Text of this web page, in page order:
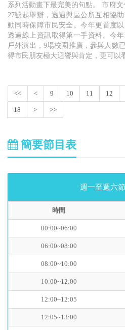
系列活動畫下最完美的句點。 市府
27號起舉辦，透過與區公所互相協
動同時保障市民安全。今年更首度
透過線上資訊取得第一手資料。今
戶外演出，9場校園推廣，參與人數
得市民朋友極大迴響與肯定，更可以
<< < 9 10 11 12
18 > >>
簡要節目表
週一至週六
時間
00:00~06:00
06:00~08:00
08:00~10:00
10:00~12:00
12:00~12:05
12:05~13:00